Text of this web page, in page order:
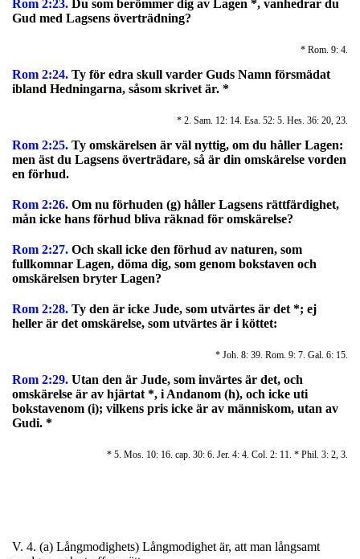
Rom 2:23. Du som berömmer dig av Lagen *, vanhedrar du
Gud med Lagsens överträdning?
* Rom. 9: 4.
Rom 2:24. Ty för edra skull varder Guds Namn försmädat
ibland Hedningarna, såsom skrivet är. *
* 2. Sam. 12: 14. Esa. 52: 5. Hes. 36: 20, 23.
Rom 2:25. Ty omskärelsen är väl nyttig, om du håller Lagen:
men äst du Lagsens överträdare, så är din omskärelse vorden
en förhud.
Rom 2:26. Om nu förhuden (g) håller Lagsens rättfärdighet,
mån icke hans förhud bliva räknad för omskärelse?
Rom 2:27. Och skall icke den förhud av naturen, som
fullkomnar Lagen, döma dig, som genom bokstaven och
omskärelsen bryter Lagen?
Rom 2:28. Ty den är icke Jude, som utvärtes är det *; ej
heller är det omskärelse, som utvärtes är i köttet:
* Joh. 8: 39. Rom. 9: 7. Gal. 6: 15.
Rom 2:29. Utan den är Jude, som invärtes är det, och
omskärelse är av hjärtat *, i Andanom (h), och icke uti
bokstavenom (i); vilkens pris icke är av människom, utan av
Gudi. *
* 5. Mos. 10: 16. cap. 30: 6. Jer. 4: 4. Col. 2: 11. * Phil. 3: 2, 3.
V. 4. (a) Långmodighets) Långmodighet är, att man långsamt